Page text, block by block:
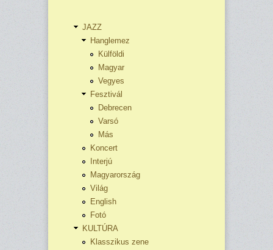
JAZZ
Hanglemez
Külföldi
Magyar
Vegyes
Fesztivál
Debrecen
Varsó
Más
Koncert
Interjú
Magyarország
Világ
English
Fotó
KULTÚRA
Klasszikus zene